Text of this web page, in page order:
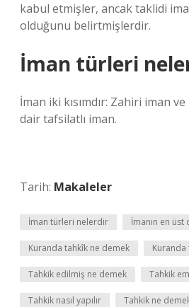
kabul etmişler, ancak taklidi
olduğunu belirtmişlerdir.
İman türleri
İman iki kısımdır: Zahiri iman
dair tafsilatlı iman.
Tarih: Makaleler
İman türleri nelerdir İmanın en
Kuranda tahkîk ne demek
Tahkik edilmiş ne demek Tahkik
Tahkik nasıl yapılır Tahkik ne